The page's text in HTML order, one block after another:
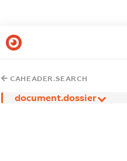
CAHEADER.SEARCH
document.dossier